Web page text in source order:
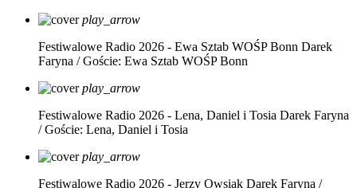
play_arrow
Festiwalowe Radio 2026 - Ewa Sztab WOŚP Bonn Darek
Faryna / Goście: Ewa Sztab WOŚP Bonn
play_arrow
Festiwalowe Radio 2026 - Lena, Daniel i Tosia Darek Faryna
/ Goście: Lena, Daniel i Tosia
play_arrow
Festiwalowe Radio 2026 - Jerzy Owsiak Darek Faryna /